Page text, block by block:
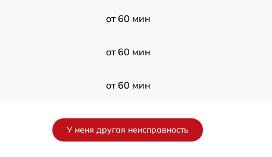
от 60 мин
от 60 мин
от 60 мин
от 60 мин
У меня другая неисправность